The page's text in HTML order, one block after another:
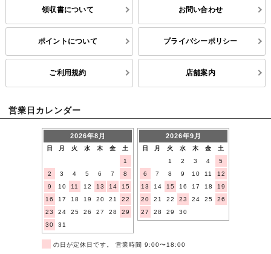
領収書について お問い合わせ
ポイントについて プライバシーポリシー
ご利用規約 店舗案内
営業日カレンダー
2026年8月
日 月 火 水 木 金
土
1
2
3 4 5 6 7
8
9
10 11 12 13 14
15
16
17 18 19 20 21
22
23
24 25 26 27 28
29
30
31
2026年9月
日 月 火 水 木 金
土
1
2 3 4
5
6
7 8 9 10 11
12
13
14 15 16 17 18
19
20
21 22 23 24 25
26
27
28 29 30
の日が定休日です。 営業時間 9:00〜18:00